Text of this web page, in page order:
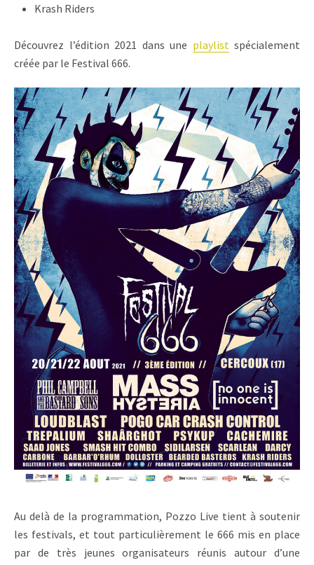
Krash Riders
Découvrez l’édition 2021 dans une playlist spécialement
créée par le Festival 666.
Au delà de la programmation, Pozzo Live tient à soutenir
les festivals, et tout particulièrement le 666 mis en place
par de très jeunes organisateurs réunis autour d’une